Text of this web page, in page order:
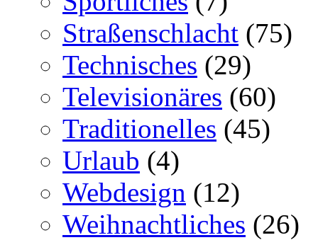
Straßenschlacht (75)
Technisches (29)
Televisionäres (60)
Traditionelles (45)
Urlaub (4)
Webdesign (12)
Weihnachtliches (26)